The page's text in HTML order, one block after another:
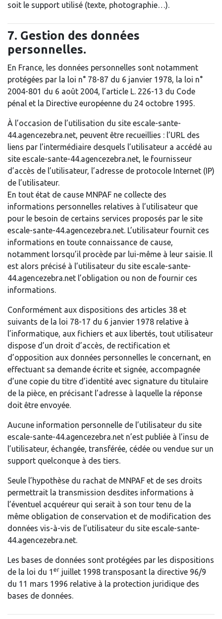
soit le support utilisé (texte, photographie…).
7. Gestion des données
personnelles.
En France, les données personnelles sont notamment
protégées par la loi n° 78-87 du 6 janvier 1978, la loi n°
2004-801 du 6 août 2004, l’article L. 226-13 du Code
pénal et la Directive européenne du 24 octobre 1995.
À l’occasion de l’utilisation du site escale-sante-
44.agencezebra.net, peuvent être recueillies : l’URL des
liens par l’intermédiaire desquels l’utilisateur a accédé au
site escale-sante-44.agencezebra.net, le fournisseur
d’accès de l’utilisateur, l’adresse de protocole Internet (IP)
de l’utilisateur.
En tout état de cause MNPAF ne collecte des
informations personnelles relatives à l’utilisateur que
pour le besoin de certains services proposés par le site
escale-sante-44.agencezebra.net. L’utilisateur fournit ces
informations en toute connaissance de cause,
notamment lorsqu’il procède par lui-même à leur saisie. Il
est alors précisé à l’utilisateur du site escale-sante-
44.agencezebra.net l’obligation ou non de fournir ces
informations.
Conformément aux dispositions des articles 38 et
suivants de la loi 78-17 du 6 janvier 1978 relative à
l’informatique, aux fichiers et aux libertés, tout utilisateur
dispose d’un droit d’accès, de rectification et
d’opposition aux données personnelles le concernant, en
effectuant sa demande écrite et signée, accompagnée
d’une copie du titre d’identité avec signature du titulaire
de la pièce, en précisant l’adresse à laquelle la réponse
doit être envoyée.
Aucune information personnelle de l’utilisateur du site
escale-sante-44.agencezebra.net n’est publiée à l’insu de
l’utilisateur, échangée, transférée, cédée ou vendue sur un
support quelconque à des tiers.
Seule l’hypothèse du rachat de MNPAF et de ses droits
permettrait la transmission desdites informations à
l’éventuel acquéreur qui serait à son tour tenu de la
même obligation de conservation et de modification des
données vis-à-vis de l’utilisateur du site escale-sante-
44.agencezebra.net.
Les bases de données sont protégées par les dispositions
de la loi du 1 er juillet 1998 transposant la directive 96/9
du 11 mars 1996 relative à la protection juridique des
bases de données.